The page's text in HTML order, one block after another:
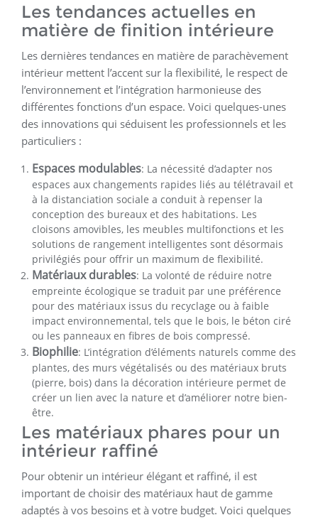
Les tendances actuelles en
matière de finition intérieure
Les dernières tendances en matière de parachèvement
intérieur mettent l’accent sur la flexibilité, le respect de
l’environnement et l’intégration harmonieuse des
différentes fonctions d’un espace. Voici quelques-unes
des innovations qui séduisent les professionnels et les
particuliers :
Espaces modulables: La nécessité d’adapter nos
espaces aux changements rapides liés au télétravail et
à la distanciation sociale a conduit à repenser la
conception des bureaux et des habitations. Les
cloisons amovibles, les meubles multifonctions et les
solutions de rangement intelligentes sont désormais
privilégiés pour offrir un maximum de flexibilité.
Matériaux durables: La volonté de réduire notre
empreinte écologique se traduit par une préférence
pour des matériaux issus du recyclage ou à faible
impact environnemental, tels que le bois, le béton ciré
ou les panneaux en fibres de bois compressé.
Biophilie: L’intégration d’éléments naturels comme des
plantes, des murs végétalisés ou des matériaux bruts
(pierre, bois) dans la décoration intérieure permet de
créer un lien avec la nature et d’améliorer notre bien-
être.
Les matériaux phares pour un
intérieur raffiné
Pour obtenir un intérieur élégant et raffiné, il est
important de choisir des matériaux haut de gamme
adaptés à vos besoins et à votre budget. Voici quelques